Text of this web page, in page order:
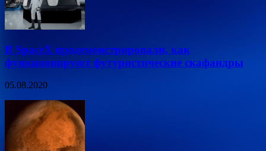
В SpaceX продемонстрировали, как
функционируют футуристические скафандры
05.08.2020